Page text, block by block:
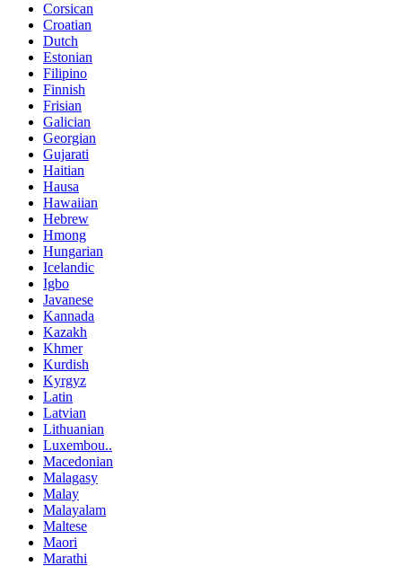
Corsican
Croatian
Dutch
Estonian
Filipino
Finnish
Frisian
Galician
Georgian
Gujarati
Haitian
Hausa
Hawaiian
Hebrew
Hmong
Hungarian
Icelandic
Igbo
Javanese
Kannada
Kazakh
Khmer
Kurdish
Kyrgyz
Latin
Latvian
Lithuanian
Luxembou..
Macedonian
Malagasy
Malay
Malayalam
Maltese
Maori
Marathi